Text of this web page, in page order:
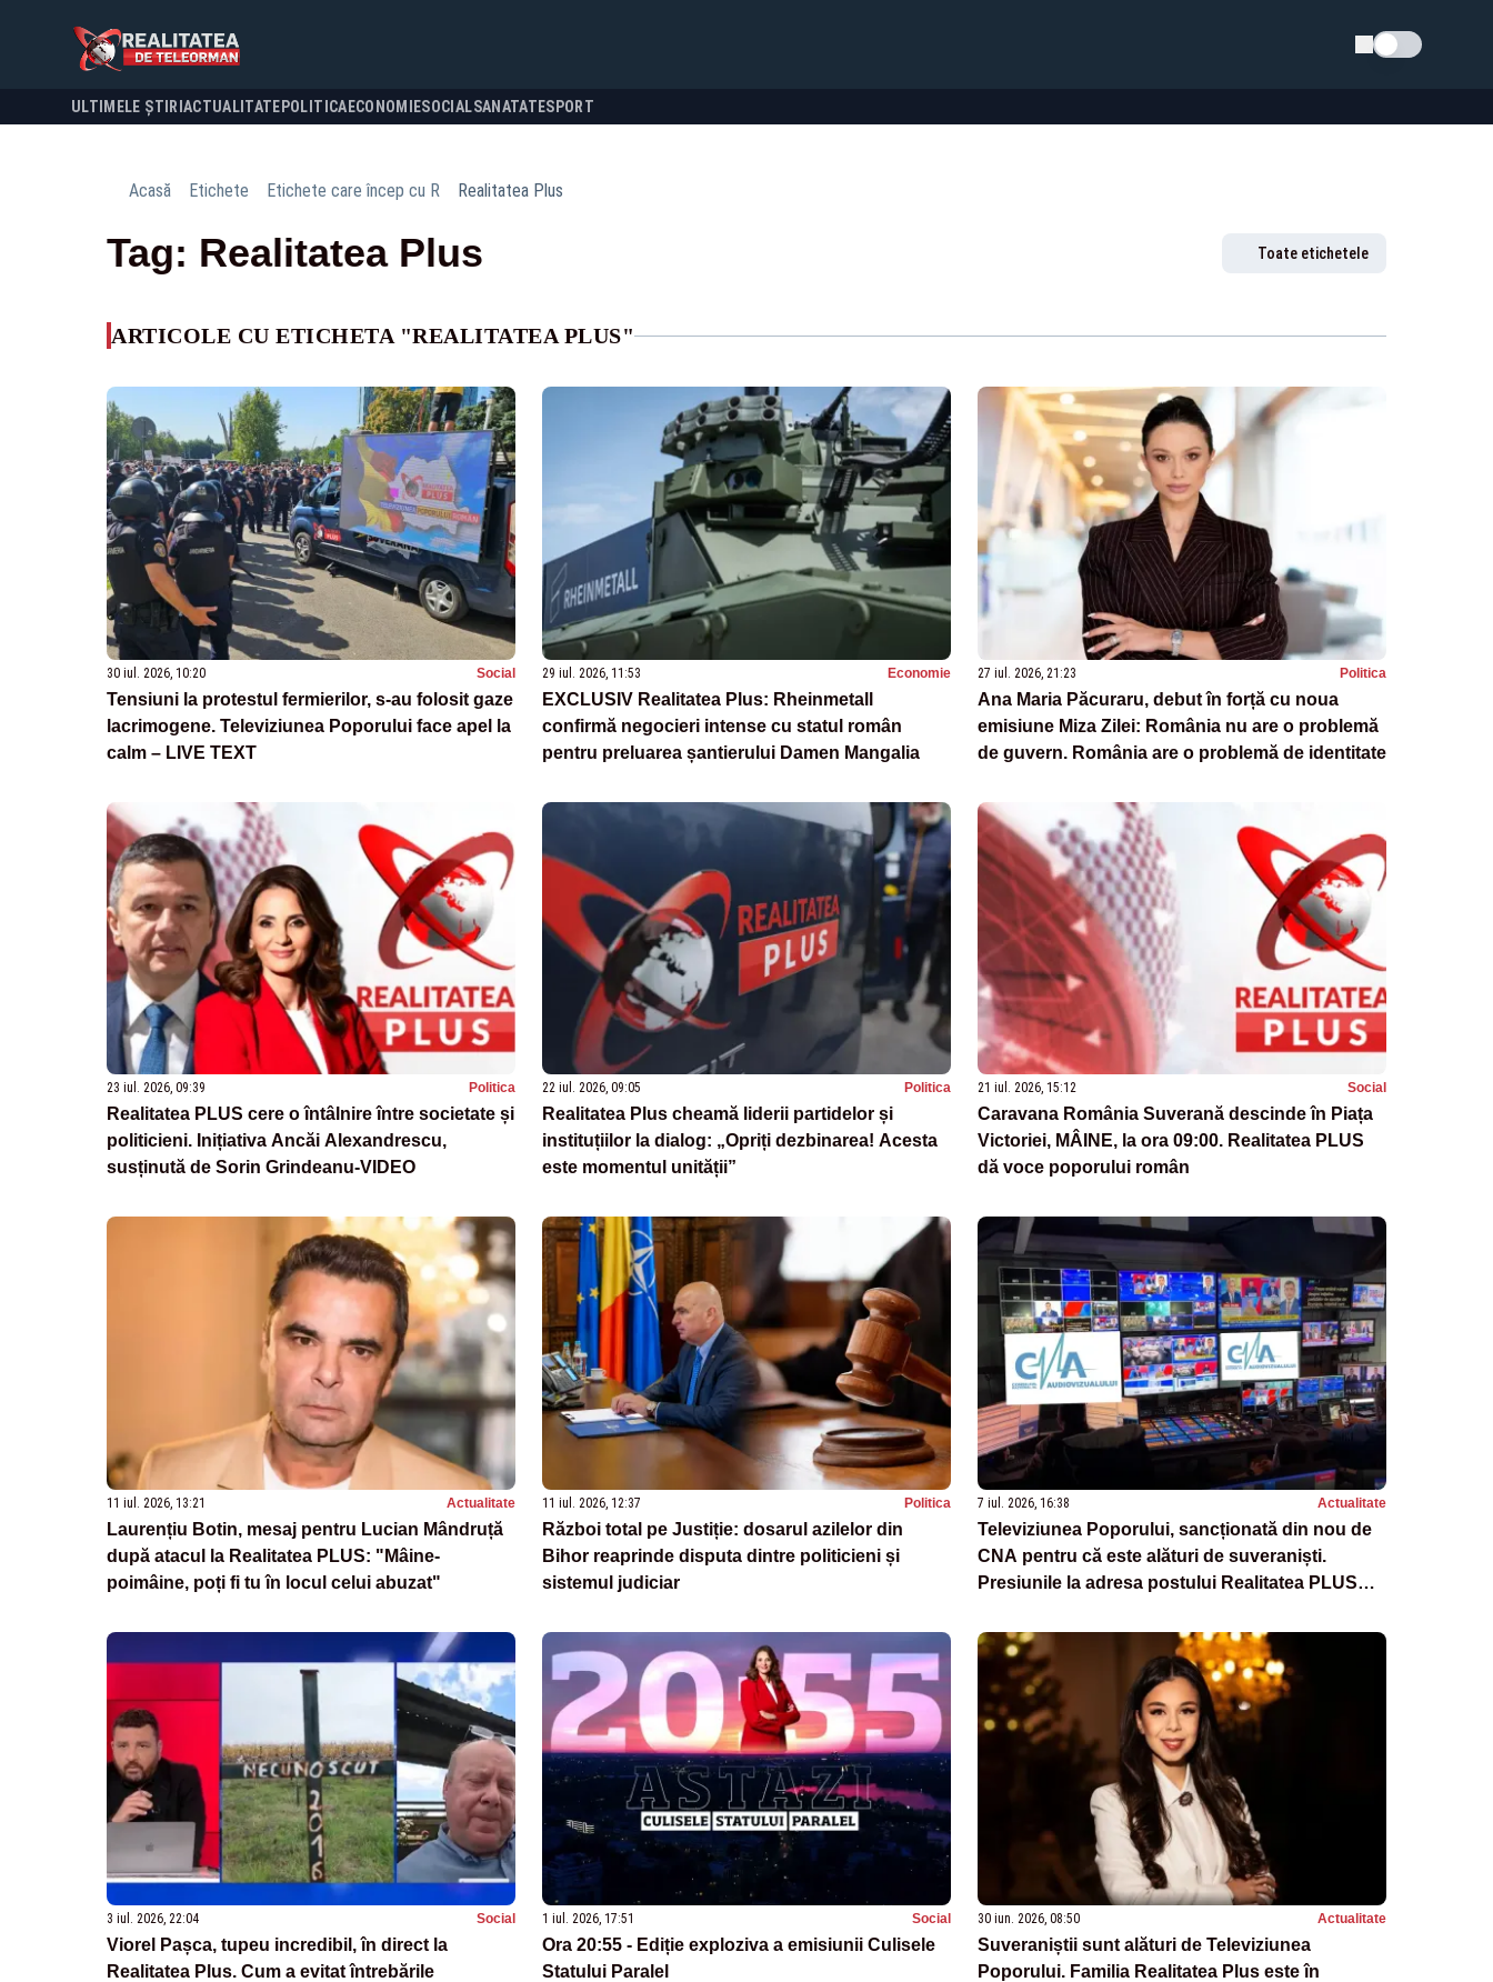
Schimba tema
ULTIMELE ȘTIRI ACTUALITATE POLITICA ECONOMIESOCIALSANATATESPORT
Acasă Etichete Etichete care încep cu R Realitatea Plus
Tag: Realitatea Plus Toate etichetele
ARTICOLE CU ETICHETA "REALITATEA PLUS"
30 iul. 2026, 10:20 Social
Tensiuni la protestul fermierilor, s-au folosit gaze
lacrimogene. Televiziunea Poporului face apel la
calm – LIVE TEXT
29 iul. 2026, 11:53 Economie
EXCLUSIV Realitatea Plus: Rheinmetall
confirmă negocieri intense cu statul român
pentru preluarea șantierului Damen Mangalia
27 iul. 2026, 21:23 Politica
Ana Maria Păcuraru, debut în forță cu noua
emisiune Miza Zilei: România nu are o problemă
de guvern. România are o problemă de identitate
23 iul. 2026, 09:39 Politica
Realitatea PLUS cere o întâlnire între societate și
politicieni. Inițiativa Ancăi Alexandrescu,
susținută de Sorin Grindeanu-VIDEO
22 iul. 2026, 09:05 Politica
Realitatea Plus cheamă liderii partidelor și
instituțiilor la dialog: „Opriți dezbinarea! Acesta
este momentul unității”
21 iul. 2026, 15:12 Social
Caravana România Suverană descinde în Piața
Victoriei, MÂINE, la ora 09:00. Realitatea PLUS
dă voce poporului român
11 iul. 2026, 13:21 Actualitate
Laurențiu Botin, mesaj pentru Lucian Mândruță
după atacul la Realitatea PLUS: "Mâine-
poimâine, poți fi tu în locul celui abuzat"
11 iul. 2026, 12:37 Politica
Război total pe Justiție: dosarul azilelor din
Bihor reaprinde disputa dintre politicieni și
sistemul judiciar
7 iul. 2026, 16:38 Actualitate
Televiziunea Poporului, sancționată din nou de
CNA pentru că este alături de suveraniști.
Presiunile la adresa postului Realitatea PLUS
3 iul. 2026, 22:04 Social
Viorel Pașca, tupeu incredibil, în direct la
Realitatea Plus. Cum a evitat întrebările
1 iul. 2026, 17:51 Social
Ora 20:55 - Ediție exploziva a emisiunii Culisele
Statului Paralel
30 iun. 2026, 08:50 Actualitate
Suveraniștii sunt alături de Televiziunea
Poporului. Familia Realitatea Plus este în